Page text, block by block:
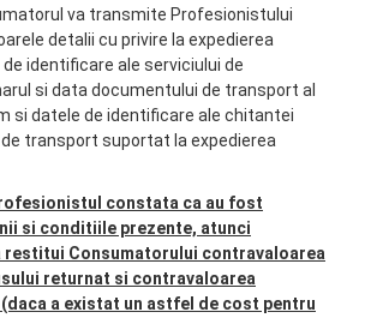
va transmite Profesionistului
detalii cu privire la expedierea
identificare ale serviciului de
si data documentului de transport al
si datele de identificare ale chitantei
transport suportat la expedierea
constata ca au fost
si conditiile prezente, atunci
restitui Consumatorului contravaloarea
returnat si contravaloarea
a existat un astfel de cost pentru